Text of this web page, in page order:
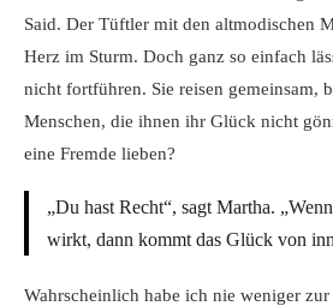
Said. Der Tüftler mit den altmodischen
Herz im Sturm. Doch ganz so einfach
nicht fortführen. Sie reisen gemeinsam,
Menschen, die ihnen ihr Glück nicht
eine Fremde lieben?
„Du hast Recht“, sagt Martha.
wirkt, dann kommt das Glück von
Wahrscheinlich habe ich nie weniger